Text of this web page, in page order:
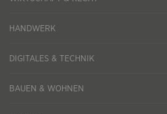
HANDWERK
DIGITALES & TECHNIK
BAUEN & WOHNEN